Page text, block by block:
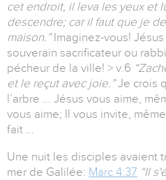
cet endroit, il leva les yeux et
descendre; car il faut que je
maison.”Imaginez-vous!
souverain sacrificateur ou
pécheur de la ville! > v.6
et le reçut avec joie.”Je crois
l’arbre ... Jésus vous aime,
vous aime; Il vous invite,
fait ...
Une nuit les disciples avaient
mer de Galilée: Marc 4:37 “Il